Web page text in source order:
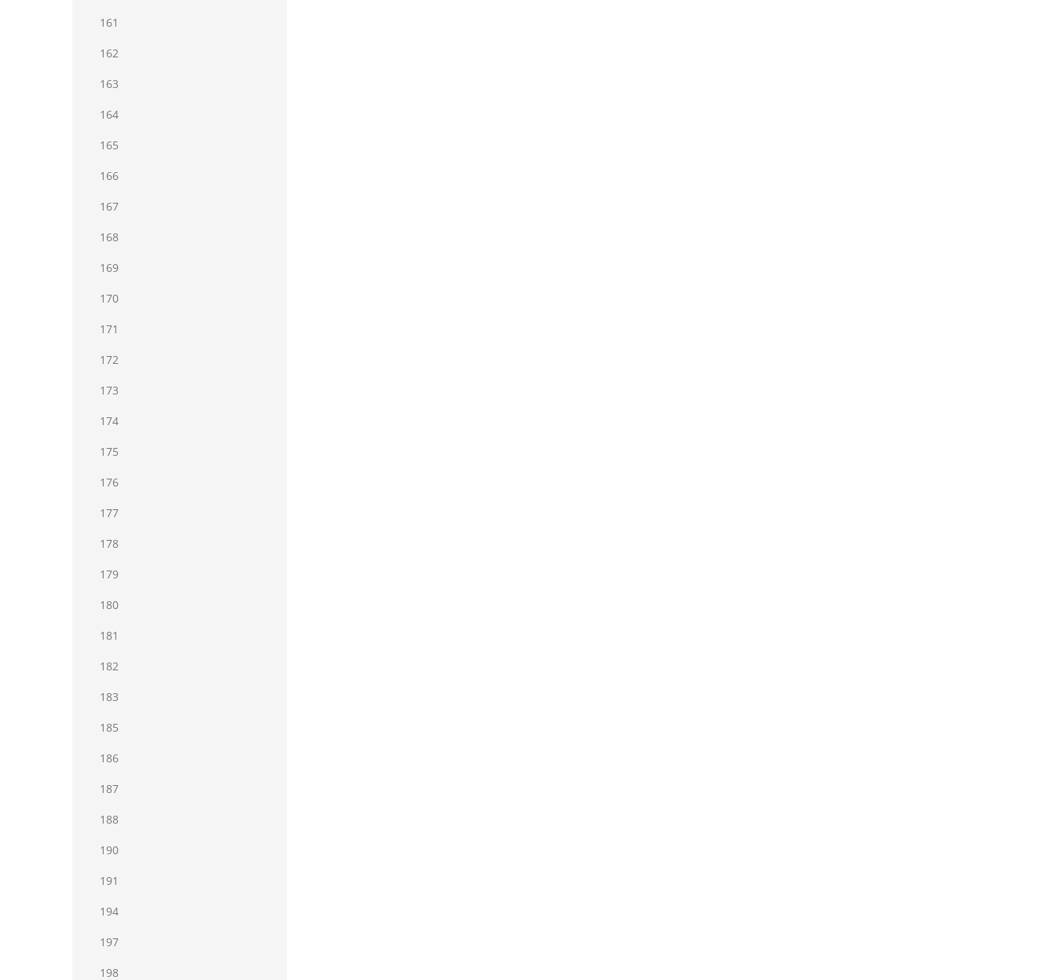
161
162
163
164
165
166
167
168
169
170
171
172
173
174
175
176
177
178
179
180
181
182
183
185
186
187
188
190
191
194
197
198